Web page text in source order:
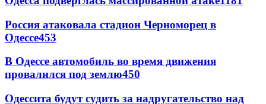
Россия атаковала стадион Черноморец в
Одессе453
В Одессе автомобиль во время движения
провалился под землю450
Одессита будут судить за надругательство над